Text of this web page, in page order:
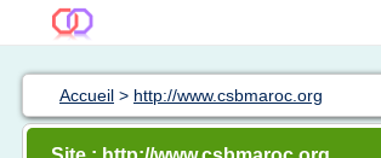
Accueil > http://www.csbmaroc.org